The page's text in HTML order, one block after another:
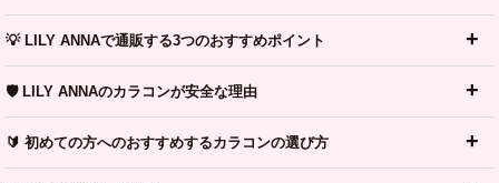
💡 LILY ANNAで通販する3つのおすすめポイント
🛡️ LILY ANNAのカラコンが安全な理由
🔰 初めての方へのおすすめするカラコンの選び方